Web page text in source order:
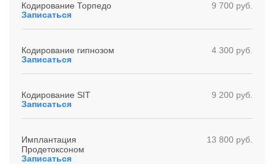
Кодирование Торпедо
9 700 руб.
Записаться
Кодирование гипнозом
4 300 руб.
Записаться
Кодирование SIT
9 200 руб.
Записаться
Имплантация
Продетоксоном
13 800 руб.
Записаться